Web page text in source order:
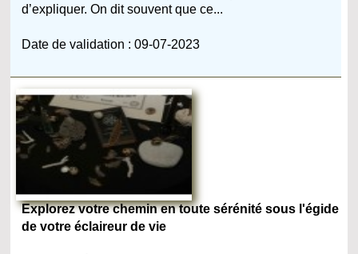
d’expliquer. On dit souvent que ce...
Date de validation : 09-07-2023
Explorez votre chemin en toute sérénité sous l'égide
de votre éclaireur de vie